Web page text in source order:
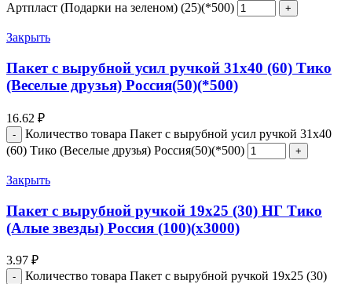
Артпласт (Подарки на зеленом) (25)(*500)
Закрыть
Пакет с вырубной усил ручкой 31х40 (60) Тико
(Веселые друзья) Россия(50)(*500)
16.62 ₽
Количество товара Пакет с вырубной усил ручкой 31х40
(60) Тико (Веселые друзья) Россия(50)(*500)
Закрыть
Пакет с вырубной ручкой 19х25 (30) НГ Тико
(Алые звезды) Россия (100)(х3000)
3.97 ₽
Количество товара Пакет с вырубной ручкой 19х25 (30)